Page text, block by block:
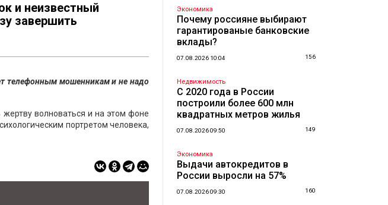
и неизвестный
завершить
телефонным мошенникам и не надо
волноваться и на этом фоне
портретом человека,
Экономика
Почему россияне выбирают
гарантированые банковские
вклады?
07.08.2026 10:04 156
Недвижимость
С 2020 года в России
построили более 600 млн
квадратных метров жилья
07.08.2026 09:50 149
Экономика
Выдачи автокредитов в
России выросли на 57%
07.08.2026 09:30 160